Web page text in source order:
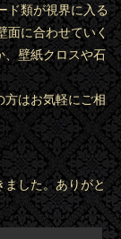
ド類が視界に入る
面に合わせていく
、壁紙クロスや石
はお気軽にご相
ました。ありがと